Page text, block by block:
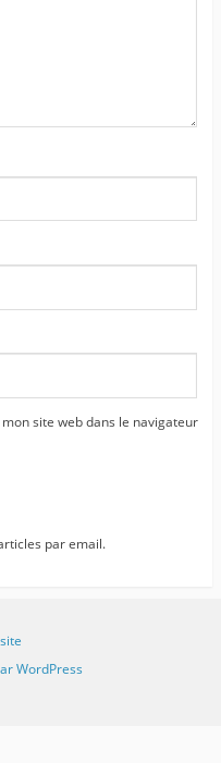
site web dans le navigateur
par email.
WordPress